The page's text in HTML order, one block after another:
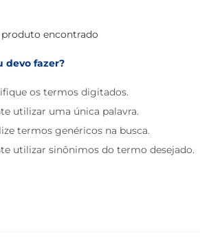
encontrado
devo fazer?
os termos digitados.
utilizar uma única palavra.
termos genéricos na busca.
utilizar sinônimos do termo desejado.